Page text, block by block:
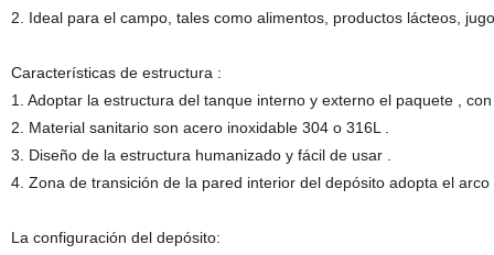
2. Ideal para el campo, tales como alimentos, productos lácteos,
Características de estructura :
1. Adoptar la estructura del tanque interno y externo el paquete ,
2. Material sanitario son acero inoxidable 304 o 316L .
3. Diseño de la estructura humanizado y fácil de usar .
4. Zona de transición de la pared interior del depósito adopta el
La configuración del depósito: